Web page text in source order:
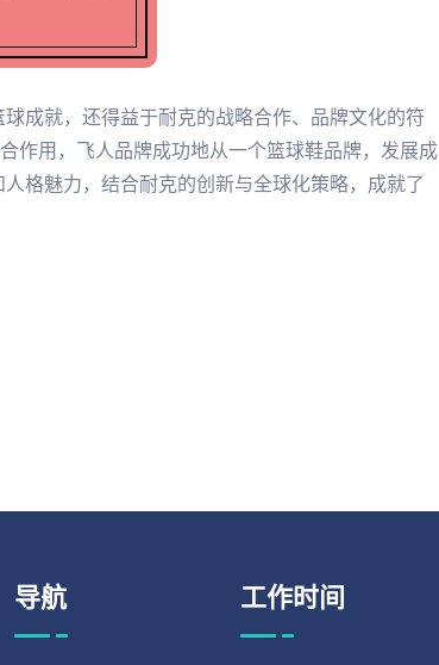
成就，还得益于耐克的战略合作、品牌文化的符
作用，飞人品牌成功地从一个篮球鞋品牌，发展成
格魅力，结合耐克的创新与全球化策略，成就了
导航 工作时间